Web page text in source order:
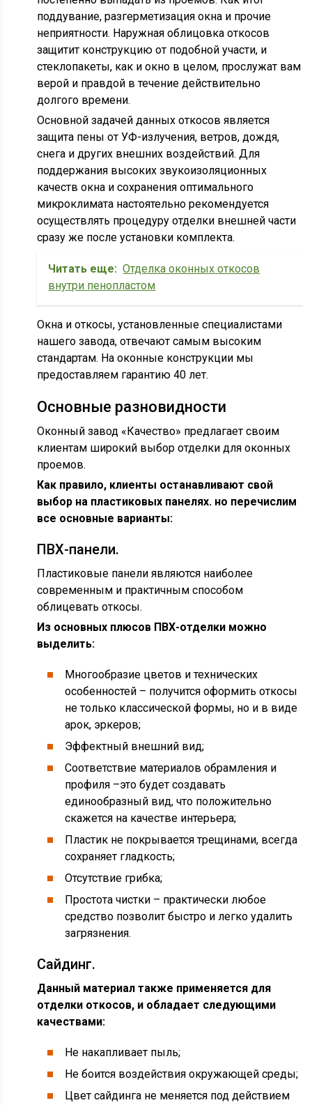
поддувание, разгерметизация окна и прочие
неприятности. Наружная облицовка откосов
защитит конструкцию от подобной участи, и
стеклопакеты, как и окно в целом, прослужат вам
верой и правдой в течение действительно
долгого времени.
Основной задачей данных откосов является
защита пены от УФ-излучения, ветров, дождя,
снега и других внешних воздействий. Для
поддержания высоких звукоизоляционных
качеств окна и сохранения оптимального
микроклимата настоятельно рекомендуется
осуществлять процедуру отделки внешней части
сразу же после установки комплекта.
Читать еще: Отделка оконных откосов
внутри пенопластом
Окна и откосы, установленные специалистами
нашего завода, отвечают самым высоким
стандартам. На оконные конструкции мы
предоставляем гарантию 40 лет.
Основные разновидности
Оконный завод «Качество» предлагает своим
клиентам широкий выбор отделки для оконных
проемов.
Как правило, клиенты останавливают свой
выбор на пластиковых панелях. но перечислим
все основные варианты:
ПВХ-панели.
Пластиковые панели являются наиболее
современным и практичным способом
облицевать откосы.
Из основных плюсов ПВХ-отделки можно
выделить:
Многообразие цветов и технических
особенностей – получится оформить откосы
не только классической формы, но и в виде
арок, эркеров;
Эффектный внешний вид;
Соответствие материалов обрамления и
профиля –это будет создавать
единообразный вид, что положительно
скажется на качестве интерьера;
Пластик не покрывается трещинами, всегда
сохраняет гладкость;
Отсутствие грибка;
Простота чистки – практически любое
средство позволит быстро и легко удалить
загрязнения.
Сайдинг.
Данный материал также применяется для
отделки откосов, и обладает следующими
качествами:
Не накапливает пыль;
Не боится воздействия окружающей среды;
Цвет сайдинга не меняется под действием